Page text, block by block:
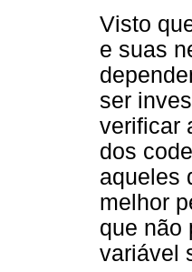
Visto
e suas
ser
verificar
dos
aqueles
melhor
que não
variável